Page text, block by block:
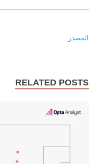
المصدر
RELATED POSTS